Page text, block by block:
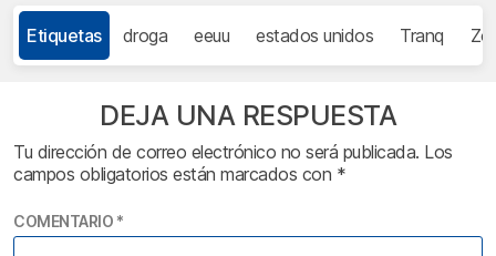
Etiquetas droga eeuu estados unidos Tranq
DEJA UNA RESPUESTA
Tu dirección de correo electrónico no será publicada. Los
campos obligatorios están marcados con *
COMENTARIO *